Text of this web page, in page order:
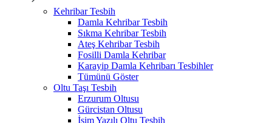
Kehribar Tesbih
Damla Kehribar Tesbih
Sıkma Kehribar Tesbih
Ateş Kehribar Tesbih
Fosilli Damla Kehribar
Karayip Damla Kehribarı Tesbihler
Tümünü Göster
Oltu Taşı Tesbih
Erzurum Oltusu
Gürcistan Oltusu
İsim Yazılı Oltu Tesbih